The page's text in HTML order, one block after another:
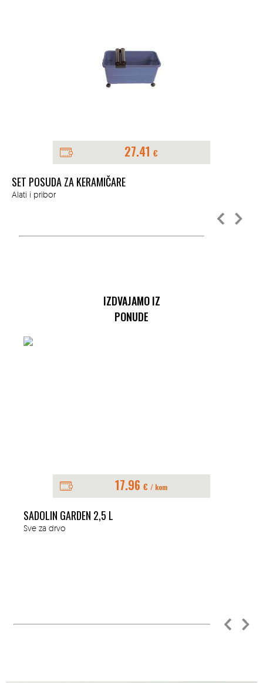
27.41 €
SET POSUDA ZA KERAMIČARE
Alati i pribor
IZDVAJAMO IZ
PONUDE
17.96 € / kom
SADOLIN GARDEN 2,5 L
Sve za drvo